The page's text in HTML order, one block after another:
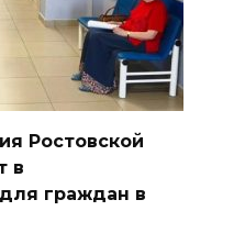
Ростовской
в
граждан в